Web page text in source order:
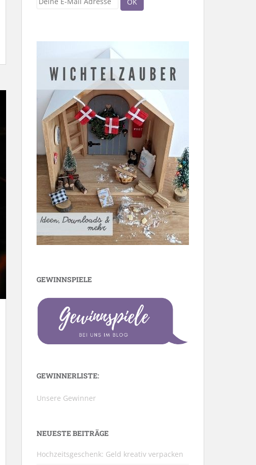
GEWINNSPIELE
GEWINNERLISTE:
Unsere Gewinner
NEUESTE BEITRÄGE
Hochzeitsgeschenk: Geld kreativ verpacken